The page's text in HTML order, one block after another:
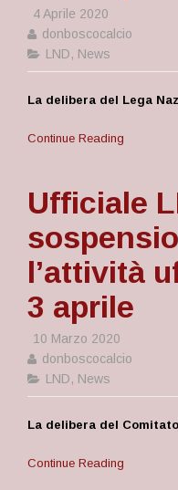
4 Aprile 2020
donboscocalcio
LND, News
La delibera del Lega
Continue Reading
Ufficiale
l’attività
3 aprile
10 Marzo 2020
donboscocalcio
LND, News
La delibera del
Continue Reading